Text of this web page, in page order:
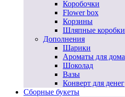
Коробочки
Flower box
Корзины
Шляпные коробки
Дополнения
Шарики
Ароматы для дома
Шоколад
Вазы
Конверт для денег
Сборные букеты